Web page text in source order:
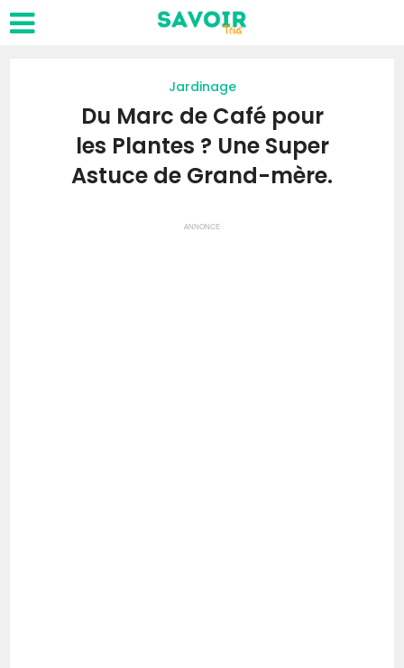
Jardinage
Du Marc de Café pour
les Plantes ? Une Super
Astuce de Grand-mère.
ANNONCE